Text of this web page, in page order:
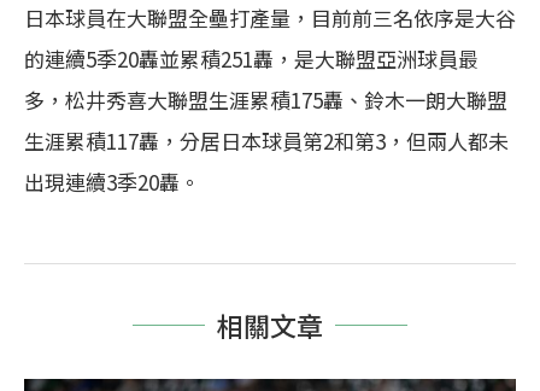
日本球員在大聯盟全壘打產量，目前前三名依序是大谷
的連續5季20轟並累積251轟，是大聯盟亞洲球員最
多，松井秀喜大聯盟生涯累積175轟、鈴木一朗大聯盟
生涯累積117轟，分居日本球員第2和第3，但兩人都未
出現連續3季20轟。
相關文章